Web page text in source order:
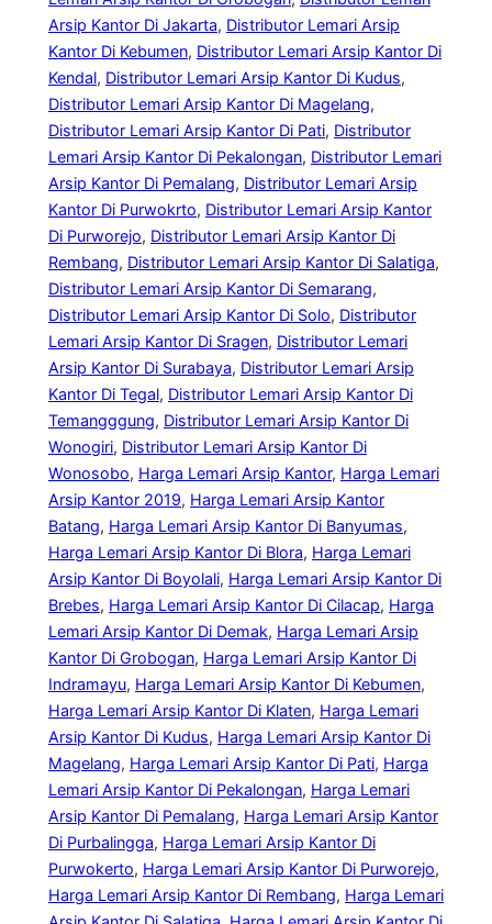
Arsip Kantor Di Jakarta, Distributor Lemari Arsip
Kantor Di Kebumen, Distributor Lemari Arsip Kantor Di
Kendal, Distributor Lemari Arsip Kantor Di Kudus
Distributor Lemari Arsip Kantor Di Magelang
Distributor Lemari Arsip Kantor Di Pati, Distributor
Lemari Arsip Kantor Di Pekalongan, Distributor Lemari
Arsip Kantor Di Pemalang, Distributor Lemari Arsip
Kantor Di Purwokrto, Distributor Lemari Arsip Kantor
Di Purworejo, Distributor Lemari Arsip Kantor Di
Rembang, Distributor Lemari Arsip Kantor Di Salatiga
Distributor Lemari Arsip Kantor Di Semarang
Distributor Lemari Arsip Kantor Di Solo, Distributor
Lemari Arsip Kantor Di Sragen, Distributor Lemari
Arsip Kantor Di Surabaya, Distributor Lemari Arsip
Kantor Di Tegal, Distributor Lemari Arsip Kantor Di
Temangggung, Distributor Lemari Arsip Kantor Di
Wonogiri, Distributor Lemari Arsip Kantor Di
Wonosobo, Harga Lemari Arsip Kantor, Harga Lemari
Arsip Kantor 2019, Harga Lemari Arsip Kantor
Batang, Harga Lemari Arsip Kantor Di Banyumas
Harga Lemari Arsip Kantor Di Blora, Harga Lemari
Arsip Kantor Di Boyolali, Harga Lemari Arsip Kantor Di
Brebes, Harga Lemari Arsip Kantor Di Cilacap, Harga
Lemari Arsip Kantor Di Demak, Harga Lemari Arsip
Kantor Di Grobogan, Harga Lemari Arsip Kantor Di
Indramayu, Harga Lemari Arsip Kantor Di Kebumen
Harga Lemari Arsip Kantor Di Klaten, Harga Lemari
Arsip Kantor Di Kudus, Harga Lemari Arsip Kantor Di
Magelang, Harga Lemari Arsip Kantor Di Pati, Harga
Lemari Arsip Kantor Di Pekalongan, Harga Lemari
Arsip Kantor Di Pemalang, Harga Lemari Arsip Kantor
Di Purbalingga, Harga Lemari Arsip Kantor Di
Purwokerto, Harga Lemari Arsip Kantor Di Purworejo
Harga Lemari Arsip Kantor Di Rembang, Harga Lemari